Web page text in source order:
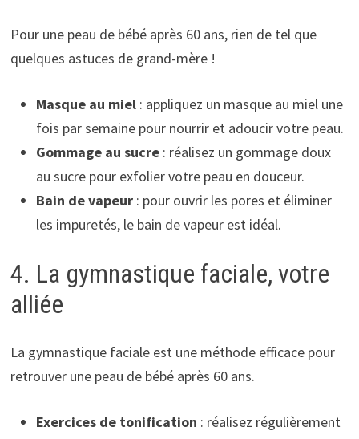
Pour une peau de bébé après 60 ans, rien de tel que
quelques astuces de grand-mère !
Masque au miel : appliquez un masque au miel une
fois par semaine pour nourrir et adoucir votre peau.
Gommage au sucre : réalisez un gommage doux
au sucre pour exfolier votre peau en douceur.
Bain de vapeur : pour ouvrir les pores et éliminer
les impuretés, le bain de vapeur est idéal.
4. La gymnastique faciale, votre
alliée
La gymnastique faciale est une méthode efficace pour
retrouver une peau de bébé après 60 ans.
Exercices de tonification : réalisez régulièrement